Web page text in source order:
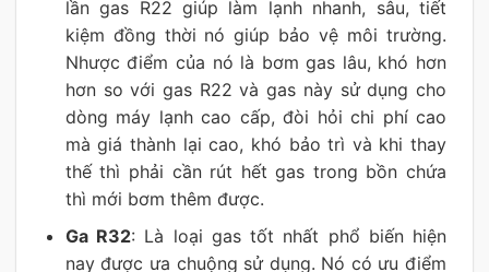
lần gas R22 giúp làm lạnh nhanh, sâu, tiết
kiệm đồng thời nó giúp bảo vệ môi trường.
Nhược điểm của nó là bơm gas lâu, khó hơn
hơn so với gas R22 và gas này sử dụng cho
dòng máy lạnh cao cấp, đòi hỏi chi phí cao
mà giá thành lại cao, khó bảo trì và khi thay
thế thì phải cần rút hết gas trong bồn chứa
thì mới bơm thêm được.
Ga R32: Là loại gas tốt nhất phổ biến hiện
nay được ưa chuộng sử dụng. Nó có ưu điểm